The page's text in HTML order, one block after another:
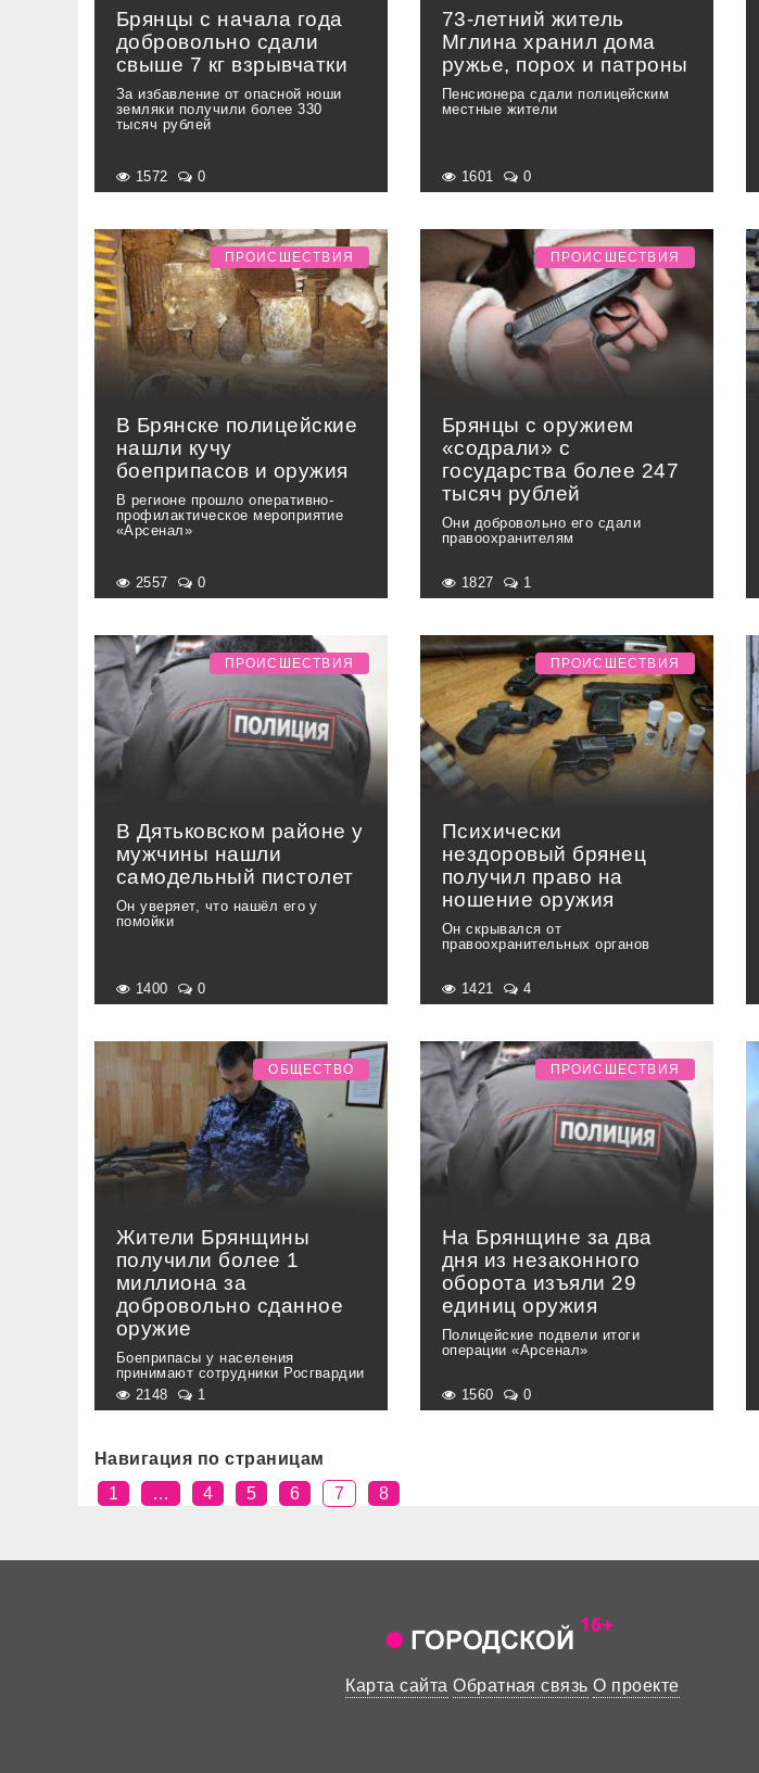
Брянцы с начала года
добровольно сдали
свыше 7 кг взрывчатки
За избавление от опасной ноши
земляки получили более 330
тысяч рублей
1572 0
73-летний житель
Мглина хранил дома
ружье, порох и патроны
Пенсионера сдали полицейским
местные жители
1601 0
В Брянске полицейские
нашли кучу
боеприпасов и оружия
В регионе прошло оперативно-
профилактическое мероприятие
«Арсенал»
ПРОИСШЕСТВИЯ
2557 0
Брянцы с оружием
«содрали» с
государства более 247
тысяч рублей
Они добровольно его сдали
правоохранителям
ПРОИСШЕСТВИЯ
1827 1
В Дятьковском районе у
мужчины нашли
самодельный пистолет
Он уверяет, что нашёл его у
помойки
ПРОИСШЕСТВИЯ
1400 0
Психически
нездоровый брянец
получил право на
ношение оружия
Он скрывался от
правоохранительных органов
ПРОИСШЕСТВИЯ
1421 4
Жители Брянщины
получили более 1
миллиона за
добровольно сданное
оружие
Боеприпасы у населения
принимают сотрудники Росгвардии
ОБЩЕСТВО
2148 1
На Брянщине за два
дня из незаконного
оборота изъяли 29
единиц оружия
Полицейские подвели итоги
операции «Арсенал»
ПРОИСШЕСТВИЯ
1560 0
Навигация по страницам
1
… 4 5 6 7 8
Карта сайта Обратная связь О проекте